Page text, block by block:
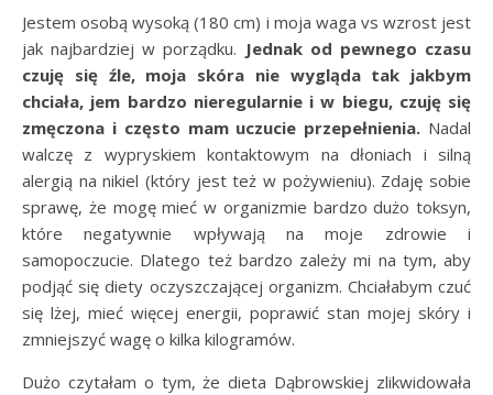
Jestem osobą wysoką (180 cm) i moja waga vs wzrost jest
jak najbardziej w porządku. Jednak od pewnego czasu
czuję się źle, moja skóra nie wygląda tak jakbym
chciała, jem bardzo nieregularnie i w biegu, czuję się
zmęczona i często mam uczucie przepełnienia. Nadal
walczę z wypryskiem kontaktowym na dłoniach i silną
alergią na nikiel (który jest też w pożywieniu). Zdaję sobie
sprawę, że mogę mieć w organizmie bardzo dużo toksyn,
które negatywnie wpływają na moje zdrowie i
samopoczucie. Dlatego też bardzo zależy mi na tym, aby
podjąć się diety oczyszczającej organizm. Chciałabym czuć
się lżej, mieć więcej energii, poprawić stan mojej skóry i
zmniejszyć wagę o kilka kilogramów.
Dużo czytałam o tym, że dieta Dąbrowskiej zlikwidowała